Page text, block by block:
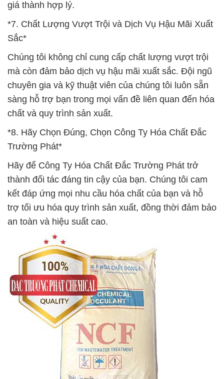
giá thành hợp lý.
*7. Chất Lượng Vượt Trội và Dịch Vụ Hậu Mãi Xuất
Sắc*
Chúng tôi không chỉ cung cấp chất lượng vượt trội
mà còn đảm bảo dịch vụ hậu mãi xuất sắc. Đội ngũ
chuyên gia và kỹ thuật viên của chúng tôi luôn sẵn
sàng hỗ trợ bạn trong mọi vấn đề liên quan đến hóa
chất và quy trình sản xuất.
*8. Hãy Chọn Đúng, Chọn Công Ty Hóa Chất Đắc
Trường Phát*
Hãy để Công Ty Hóa Chất Đắc Trường Phát trở
thành đối tác đáng tin cậy của bạn. Chúng tôi cam
kết đáp ứng mọi nhu cầu hóa chất của bạn và hỗ
trợ tối ưu hóa quy trình sản xuất, đồng thời đảm bảo
an toàn và hiệu suất cao.